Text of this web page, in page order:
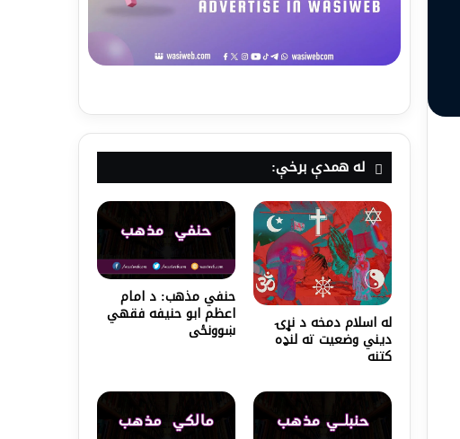
له همدې برخې:
له اسلام دمخه د نړۍ
دیني وضعیت ته لنډه
کتنه
حنفي مذهب: د امام
اعظم ابو حنیفه فقهي
ښوونځی